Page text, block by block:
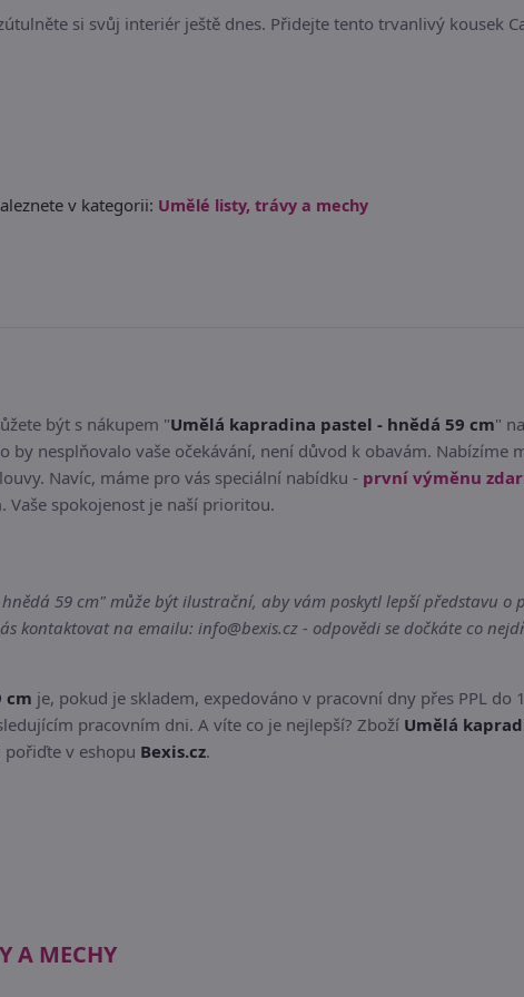
si svůj interiér ještě dnes. Přidejte tento trvanlivý kousek
v kategorii: Umělé listy, trávy a mechy
být s nákupem "Umělá kapradina pastel - hnědá 59 cm"
by nesplňovalo vaše očekávání, není důvod k obavám.
Navíc, máme pro vás speciální nabídku - první výměnu
Vaše spokojenost je naší prioritou.
59 cm" může být ilustrační, aby vám poskytl lepší představu o
kontaktovat na emailu: info@bexis.cz - odpovědi se dočkáte co
cm je, pokud je skladem, expedováno v pracovní dny přes PPL
pracovním dni. A víte co je nejlepší? Zboží Umělá
pořiďte v eshopu Bexis.cz.
A MECHY